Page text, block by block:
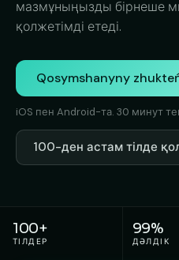
мазмұныңызды бірнеше
қолжетімді етеді.
Qosymshanyny
iOS пен Android-та. 30 минут
100-ден астам тілде
100+
ТІЛДЕР
99%
ДӘЛДІК